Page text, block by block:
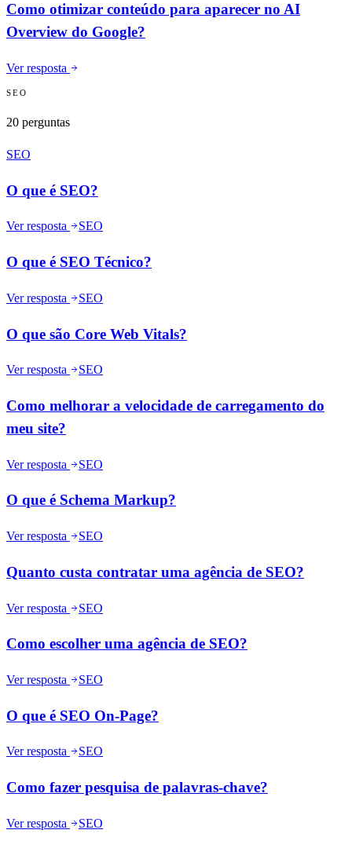
Como otimizar conteúdo para aparecer no AI
Overview do Google?
Ver resposta
SEO
20 perguntas
SEO
O que é SEO?
Ver resposta SEO
O que é SEO Técnico?
Ver resposta SEO
O que são Core Web Vitals?
Ver resposta SEO
Como melhorar a velocidade de carregamento do
meu site?
Ver resposta SEO
O que é Schema Markup?
Ver resposta SEO
Quanto custa contratar uma agência de SEO?
Ver resposta SEO
Como escolher uma agência de SEO?
Ver resposta SEO
O que é SEO On-Page?
Ver resposta SEO
Como fazer pesquisa de palavras-chave?
Ver resposta SEO